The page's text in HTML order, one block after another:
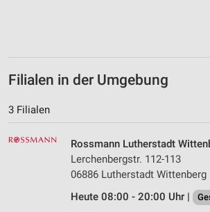
Filialen in der Umgebung
3 Filialen
Rossmann Lutherstadt
Lerchenbergstr. 112-113
06886 Lutherstadt Wittenberg
Heute 08:00 - 20:00 Uhr |